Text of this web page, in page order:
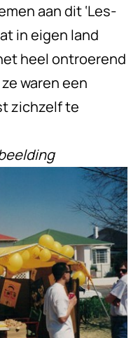
aan dit ‘Les-
in eigen land
heel ontroerend
waren een
zichzelf te